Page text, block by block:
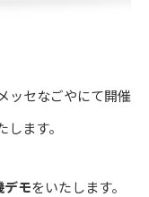
ッセなごやにて開催
ます。
デモをいたします。